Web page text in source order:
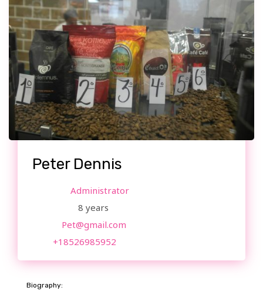
Peter Dennis
Administrator
8 years
Pet@gmail.com
+18526985952
Biography: